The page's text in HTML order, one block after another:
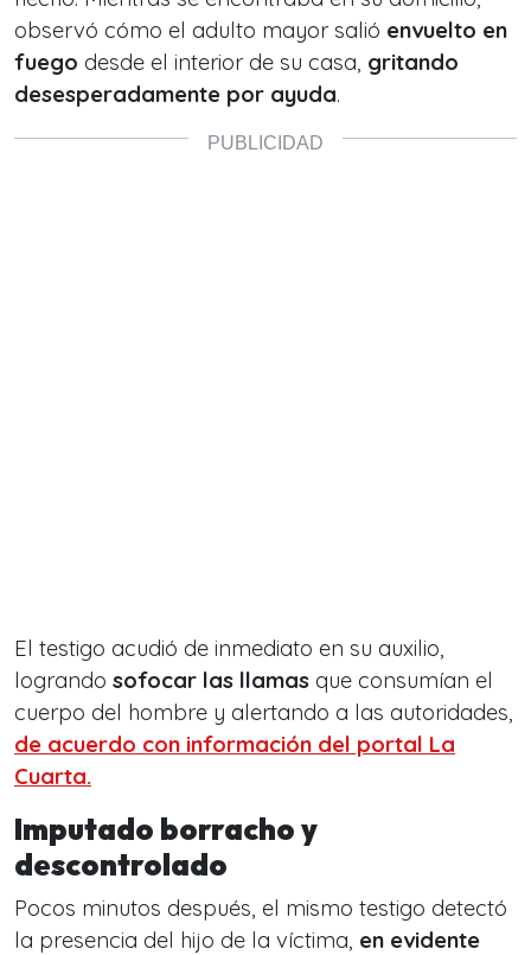
observó cómo el adulto mayor salió envuelto en
fuego desde el interior de su casa, gritando
desesperadamente por ayuda.
El testigo acudió de inmediato en su auxilio,
logrando sofocar las llamas que consumían el
cuerpo del hombre y alertando a las autoridades,
de acuerdo con información del portal La
Cuarta.
Imputado borracho y
descontrolado
Pocos minutos después, el mismo testigo detectó
la presencia del hijo de la víctima, en evidente